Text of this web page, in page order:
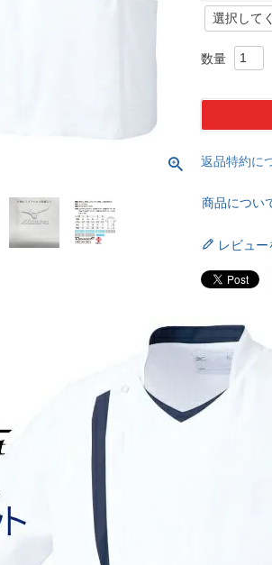
(
必
返品特約に
商品につい
レビュー